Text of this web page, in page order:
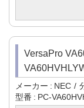
VersaPro
メーカー NEC
型番
PC-